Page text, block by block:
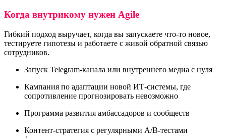
Когда внутрикому нужен Agile
Гибкий подход выручает, когда вы запускаете что-то новое,
тестируете гипотезы и работаете с живой обратной связью
сотрудников.
Запуск Telegram-канала или внутреннего медиа с нуля
Кампания по адаптации новой ИТ-системы, где
сопротивление прогнозировать невозможно
Программа развития амбассадоров и сообществ
Контент-стратегия с регулярными A/B-тестами